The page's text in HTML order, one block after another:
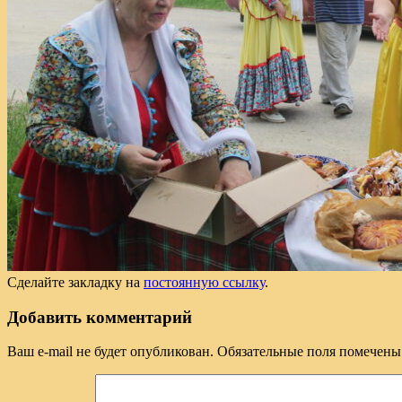
Сделайте закладку на постоянную ссылку.
Добавить комментарий
Ваш e-mail не будет опубликован. Обязательные поля